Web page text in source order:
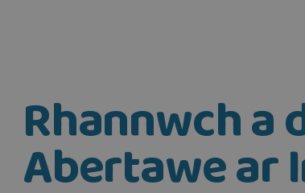
Rhannwch a
Abertawe ar